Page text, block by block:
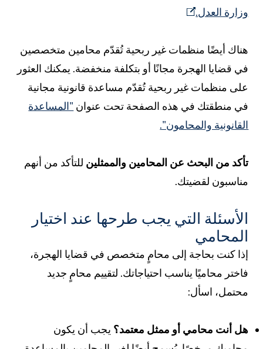
وزارة العدل.
هناك أيضًا منظمات غير ربحية تُقدّم محامين متخصصين
في قضايا الهجرة مجانًا أو بتكلفة منخفضة. يمكنك العثور
على منظمات غير ربحية تُقدّم مساعدة قانونية مجانية
في منطقتك في هذه الصفحة تحت عنوان"المساعدة
القانونية والمحامون".
تأكد من البحث عن المحامين والممثلينللتأكد من أنهم
مناسبون لقضيتك.
الأسئلة التي يجب طرحها عند اختيار
المحامي
إذا كنت بحاجة إلى محامٍ متخصص في قضايا الهجرة،
فاختر محاميًا يناسب احتياجاتك. لتقييم محامٍ جديد
محتمل، اسأل:
هل أنت محامي أو ممثل معتمد؟يجب أن يكون